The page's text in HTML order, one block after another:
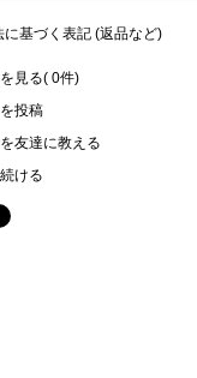
に基づく表記 (返品など)
見る( 0件)
投稿
友達に教える
ける